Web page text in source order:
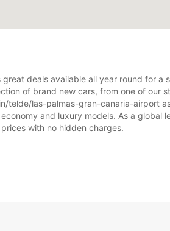
great deals available all year round for
of brand new cars, from one of our
telde/las-palmas-gran-canaria-airport
and luxury models. As a
with no hidden charges.